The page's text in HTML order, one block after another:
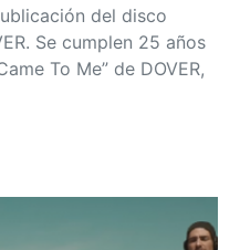
del disco
Se cumplen 25 años
To Me” de DOVER,